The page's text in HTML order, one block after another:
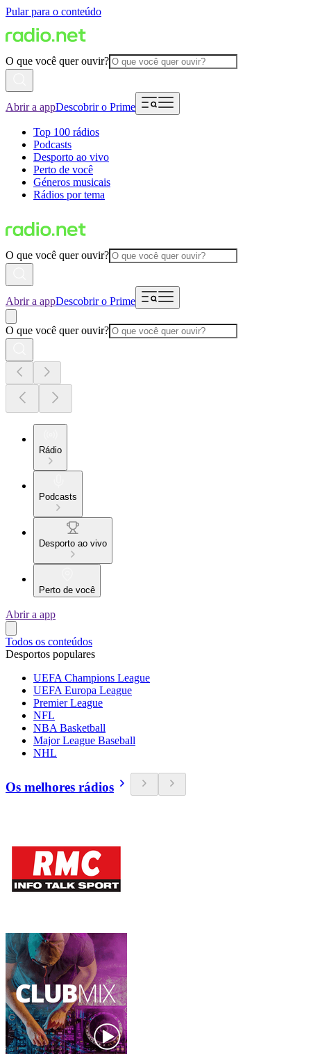
Pular para o conteúdo
O que você quer ouvir?
Abrir a appDescobrir o Prime
Top 100 rádios
Podcasts
Desporto ao vivo
Perto de você
Géneros musicais
Rádios por tema
O que você quer ouvir?
Abrir a appDescobrir o Prime
O que você quer ouvir?
Rádio
Podcasts
Desporto ao vivo
Perto de você
Abrir a app
Todos os conteúdos
Desportos populares
UEFA Champions League
UEFA Europa League
Premier League
NFL
NBA Basketball
Major League Baseball
NHL
Os melhores rádios